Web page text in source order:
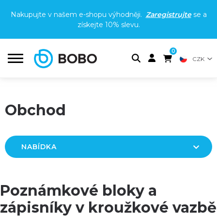
Nakupujte v našem e-shopu výhodněji. Zaregistrujtese a
získejte 10% slevu.
0
CZK
Obchod
NABÍDKA
Poznámkové bloky a
zápisníky v kroužkové vazbě